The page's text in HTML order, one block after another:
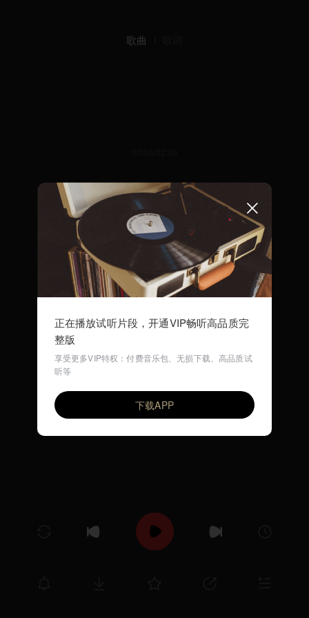
歌曲
VIP 小城故事
正在播放试听片段，开通VIP畅听高品质完
整版
享受更多VIP特权：付费音乐包、无损下载、高品质试
听等
下载APP
